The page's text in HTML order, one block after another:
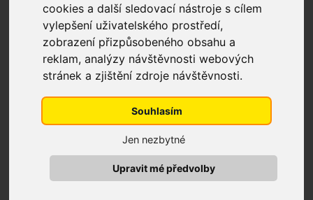
cookies a další sledovací nástroje s cílem
vylepšení uživatelského prostředí,
zobrazení přizpůsobeného obsahu a
reklam, analýzy návštěvnosti webových
stránek a zjištění zdroje návštěvnosti.
Souhlasím
Jen nezbytné
Upravit mé předvolby